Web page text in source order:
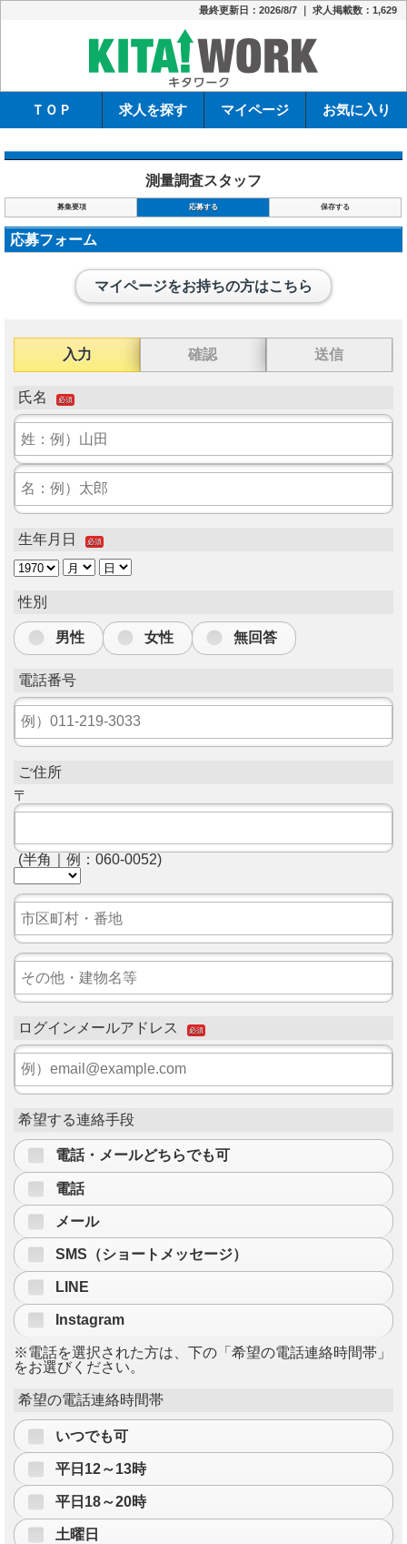
最終更新日：2026/8/7 ｜ 求人掲載数：1,629
ＴＯＰ 求人を探す マイページ お気に入り
測量調査スタッフ
募集要項 応募する 保存する
応募フォーム
マイページをお持ちの方はこちら
入力 確認 送信
氏名 必須
生年月日 必須
性別
男性 女性 無回答
電話番号
ご住所
〒
(半角｜例：060-0052)
ログインメールアドレス 必須
希望する連絡手段
電話・メールどちらでも可
電話
メール
SMS（ショートメッセージ）
LINE
Instagram
※電話を選択された方は、下の「希望の電話連絡時間帯」
をお選びください。
希望の電話連絡時間帯
いつでも可
平日12～13時
平日18～20時
土曜日